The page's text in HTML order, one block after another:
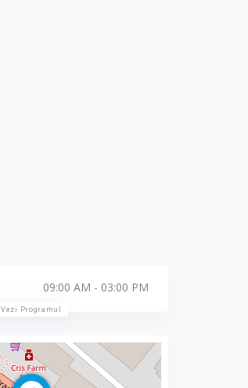
09:00 AM - 03:00 PM
Vezi Programul